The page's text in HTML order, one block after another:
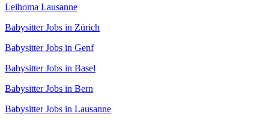
Leihoma Lausanne
Babysitter Jobs in Zürich
Babysitter Jobs in Genf
Babysitter Jobs in Basel
Babysitter Jobs in Bern
Babysitter Jobs in Lausanne